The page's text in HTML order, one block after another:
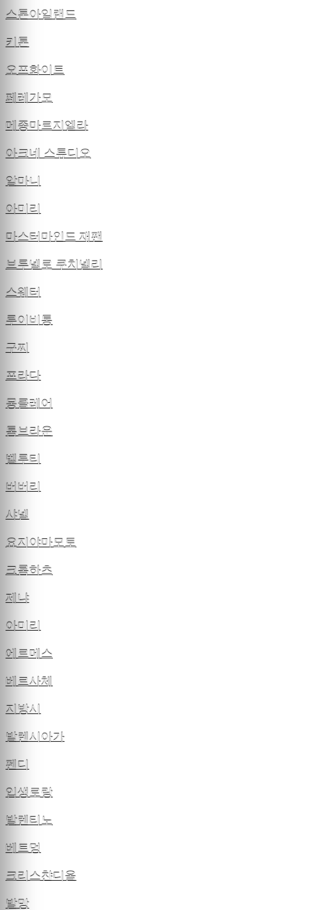
스톤아일랜드
키톤
오프화이트
페레가모
메종마르지엘라
아크네 스튜디오
알마니
아미리
마스터마인드 재팬
브루넬로 쿠치넬리
스웨터
루이비통
구찌
프라다
몽클레어
톰브라운
벨루티
버버리
샤넬
요지야마모토
크롬하츠
제냐
아미리
에르메스
베르사체
지방시
발렌시아가
펜디
입생로랑
발렌티노
베트멍
크리스챤디올
발망